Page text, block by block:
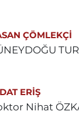
ÇÖMLEKÇİ
ERİŞ